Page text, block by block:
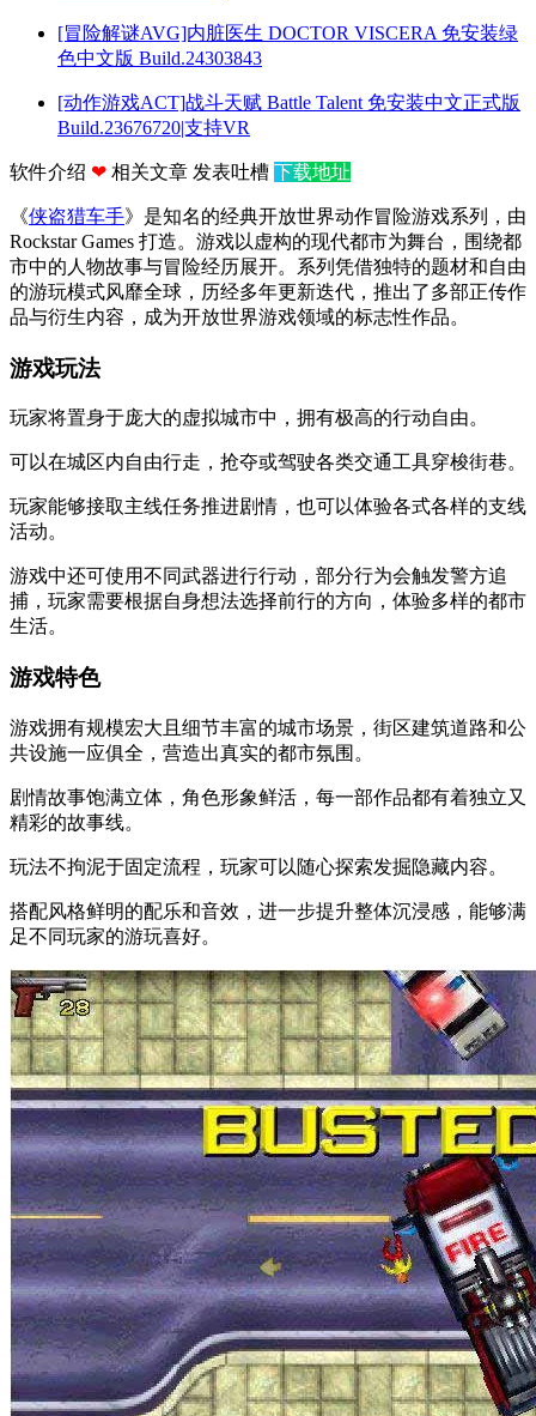
[冒险解谜AVG]内脏医生 DOCTOR VISCERA 免安装绿
色中文版 Build.24303843
[动作游戏ACT]战斗天赋 Battle Talent 免安装中文正式版
Build.23676720|支持VR
软件介绍 ❤ 相关文章 发表吐槽 下载地址
《侠盗猎车手》是知名的经典开放世界动作冒险游戏系列，由
Rockstar Games 打造。游戏以虚构的现代都市为舞台，围绕都
市中的人物故事与冒险经历展开。系列凭借独特的题材和自由
的游玩模式风靡全球，历经多年更新迭代，推出了多部正传作
品与衍生内容，成为开放世界游戏领域的标志性作品。
游戏玩法
玩家将置身于庞大的虚拟城市中，拥有极高的行动自由。
可以在城区内自由行走，抢夺或驾驶各类交通工具穿梭街巷。
玩家能够接取主线任务推进剧情，也可以体验各式各样的支线
活动。
游戏中还可使用不同武器进行行动，部分行为会触发警方追
捕，玩家需要根据自身想法选择前行的方向，体验多样的都市
生活。
游戏特色
游戏拥有规模宏大且细节丰富的城市场景，街区建筑道路和公
共设施一应俱全，营造出真实的都市氛围。
剧情故事饱满立体，角色形象鲜活，每一部作品都有着独立又
精彩的故事线。
玩法不拘泥于固定流程，玩家可以随心探索发掘隐藏内容。
搭配风格鲜明的配乐和音效，进一步提升整体沉浸感，能够满
足不同玩家的游玩喜好。